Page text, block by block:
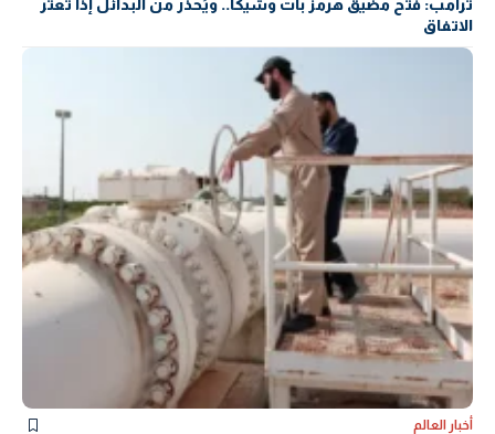
ترامب: فتح مضيق هرمز بات وشيكًا.. ويُحذر من البدائل إذا تعثر
الاتفاق
أخبار العالم